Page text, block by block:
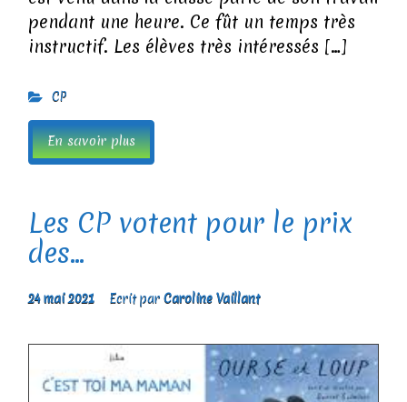
pendant une heure. Ce fût un temps très
instructif. Les élèves très intéressés […]
CP
En savoir plus
Les CP votent pour le prix
des...
24 mai 2021 Ecrit par Caroline Vaillant